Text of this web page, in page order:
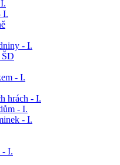
I.
- I.
ŠD
- I.
hrách - I.
- I.
- I.
- I.